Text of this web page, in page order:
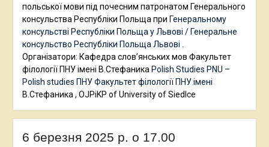
польської мови під почесним патронатом Генерального
консульства Республіки Польща при Генеральному
консульстві Республіки Польща у Львові / Генеральне
консульство Республіки Польща Львові .
Організатори: Кафедра слов’янських мов Факультет
філології ПНУ імені В.Стефаника Polish Studies PNU –
Polish studies ПНУ Факультет філології ПНУ імені
В.Стефаника , OJPiKP of University of Siedlce
6 березня 2025 р. о 17.00